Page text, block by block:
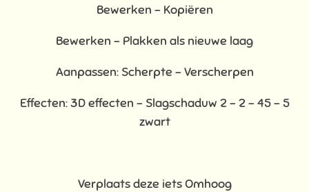
Bewerken – Kopiëren
Bewerken - Plakken als nieuwe laag
Aanpassen: Scherpte – Verscherpen
Effecten: 3D effecten - Slagschaduw 2 – 2 – 45 – 5
zwart
Verplaats deze iets Omhoog